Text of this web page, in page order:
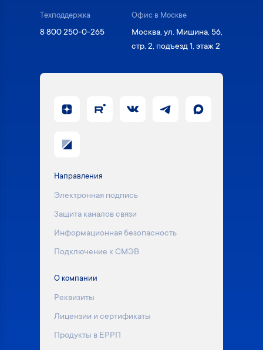
Техподдержка
8 800 250-0-265
Офис в Москве
Москва, ул. Мишина, 56,
стр. 2, подъезд 1, этаж 2
Направления
Электронная подпись
Защита каналов связи
Информационная безопасность
Подключение к СМЭВ
О компании
Реквизиты
Лицензии и сертификаты
Продукты в ЕРРП